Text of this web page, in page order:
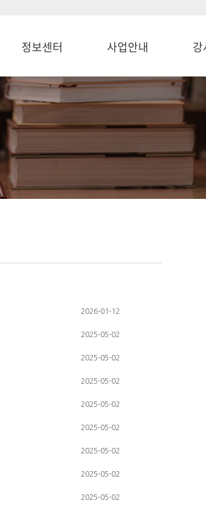
정보센터 사업안내
2026-01-12
2025-05-02
2025-05-02
2025-05-02
2025-05-02
2025-05-02
2025-05-02
2025-05-02
2025-05-02